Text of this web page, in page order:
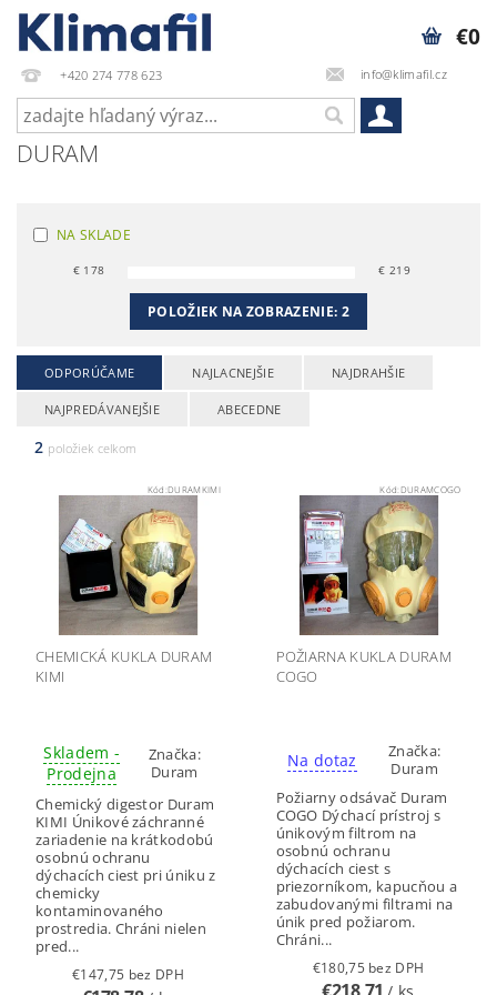
+420 274 778 623 info@klimafil.cz
€0
DURAM
NA SKLADE
€ 178 € 219
POLOŽIEK NA ZOBRAZENIE: 2
ODPORÚČAME NAJLACNEJŠIE NAJDRAHŠIE
NAJPREDÁVANEJŠIE ABECEDNE
2 položiek celkom
Kód:DURAMKIMI
CHEMICKÁ KUKLA DURAM
KIMI
Skladem -
Prodejna
Značka:
Duram
Chemický digestor Duram
KIMI Únikové záchranné
zariadenie na krátkodobú
osobnú ochranu
dýchacích ciest pri úniku z
chemicky
kontaminovaného
prostredia. Chráni nielen
pred...
€147,75 bez DPH
Kód: DURAMCOGO
POŽIARNA KUKLA DURAM
COGO
Na dotaz
Značka:
Duram
Požiarny odsávač Duram
COGO Dýchací prístroj s
únikovým filtrom na
osobnú ochranu
dýchacích ciest s
priezorníkom, kapucňou a
zabudovanými filtrami na
únik pred požiarom.
Chráni...
€180,75 bez DPH